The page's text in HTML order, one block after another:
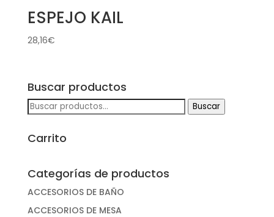
ESPEJO KAIL
28,16€
Buscar productos
Buscar
por:
Buscar
Carrito
Categorías de productos
ACCESORIOS DE BAÑO
ACCESORIOS DE MESA